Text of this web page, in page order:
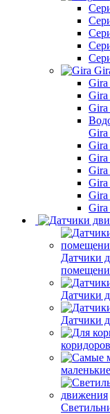
Gira
Gira
Gira
Gira
Gira
Gira
Gira
Gira
Датчики
Датчики
Датчики